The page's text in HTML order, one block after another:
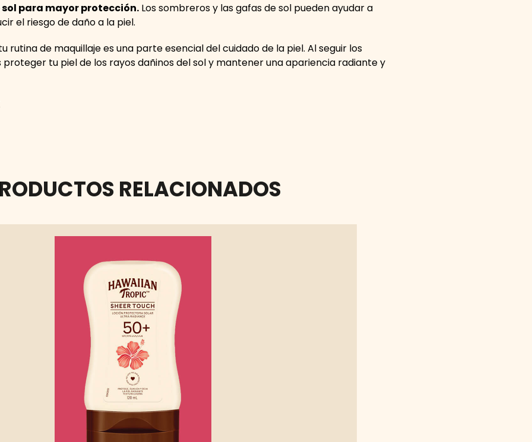
para mayor protección. Los sombreros y las gafas de sol pueden ayudar a
el riesgo de daño a la piel.
de maquillaje es una parte esencial del cuidado de la piel. Al seguir los
tu piel de los rayos dañinos del sol y mantener una apariencia radiante y
RELACIONADOS